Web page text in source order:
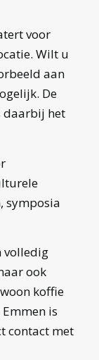
voor
Wilt u
aan
De
daarbij het
symposia
volledig
ook
koffie
is
contact met